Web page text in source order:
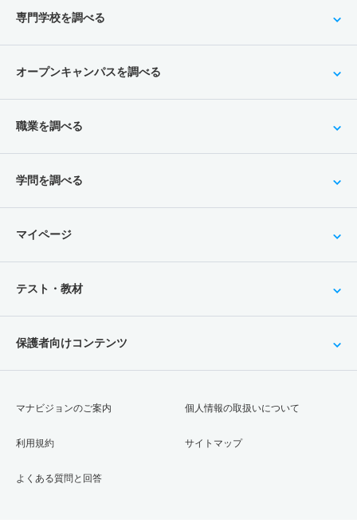
専門学校を調べる
オープンキャンパスを調べる
職業を調べる
学問を調べる
マイページ
テスト・教材
保護者向けコンテンツ
マナビジョンのご案内
利用規約
よくある質問と回答
個人情報の取扱いについて
サイトマップ